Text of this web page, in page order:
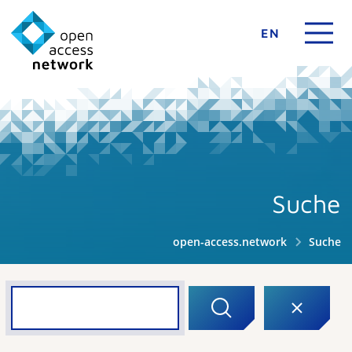
EN
Suche
open-access.network Suche